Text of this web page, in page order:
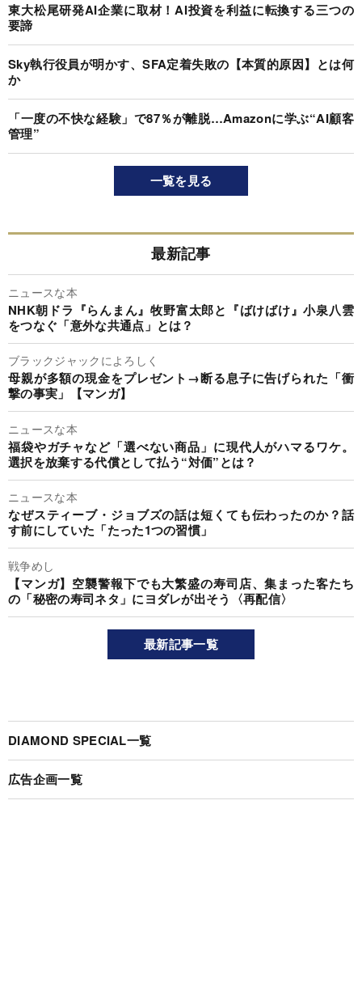
東大松尾研発AI企業に取材！AI投資を利益に転換する三つの
要諦
Sky執行役員が明かす、SFA定着失敗の【本質的原因】とは何
か
「一度の不快な経験」で87％が離脱…Amazonに学ぶ“AI顧客
管理”
一覧を見る
最新記事
ニュースな本
NHK朝ドラ『らんまん』牧野富太郎と『ばけばけ』小泉八雲
をつなぐ「意外な共通点」とは？
ブラックジャックによろしく
母親が多額の現金をプレゼント→断る息子に告げられた「衝
撃の事実」【マンガ】
ニュースな本
福袋やガチャなど「選べない商品」に現代人がハマるワケ。
選択を放棄する代償として払う“対価”とは？
ニュースな本
なぜスティーブ・ジョブズの話は短くても伝わったのか？話
す前にしていた「たった1つの習慣」
戦争めし
【マンガ】空襲警報下でも大繁盛の寿司店、集まった客たち
の「秘密の寿司ネタ」にヨダレが出そう〈再配信〉
最新記事一覧
DIAMOND SPECIAL一覧
広告企画一覧